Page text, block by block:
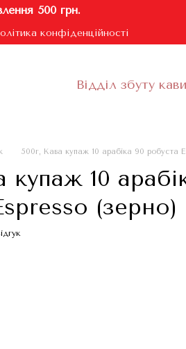
500 грн.
конфіденційності
Відділ збуту
500г, Кава купаж 10 арабіка 90 робуста
купаж 10
(зерно)